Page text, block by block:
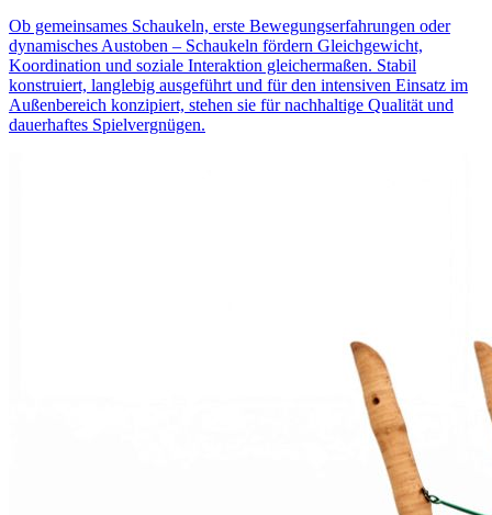
Ob gemeinsames Schaukeln, erste Bewegungserfahrungen oder
dynamisches Austoben – Schaukeln fördern Gleichgewicht,
Koordination und soziale Interaktion gleichermaßen. Stabil
konstruiert, langlebig ausgeführt und für den intensiven Einsatz im
Außenbereich konzipiert, stehen sie für nachhaltige Qualität und
dauerhaftes Spielvergnügen.